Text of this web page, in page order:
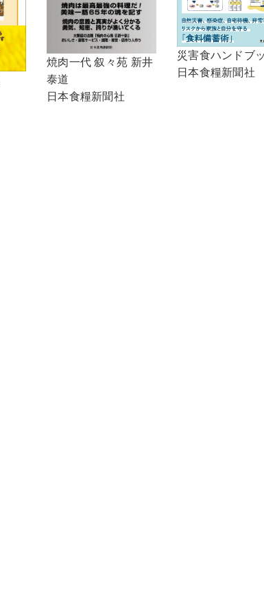
焼肉一代 叙々苑 新井
泰道
日本食糧新聞社
災害食ハンドブ
日本食糧新聞社